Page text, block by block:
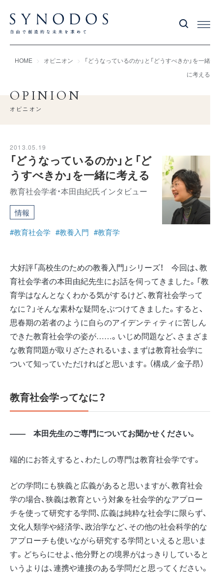
HOME オピニオン
「どうなっているのか」と「どうすべきか」を一緒
に考える
OPINION
オピニオン
2013.05.19
「どうなっているのか」と「ど
うすべきか」を一緒に考える
教育社会学者・本田由紀氏インタビュー
情報
#教育社会学 #教養入門 #教育学
大好評「高校生のための教養入門」シリーズ！ 今回は、教
育社会学者の本田由紀先生にお話を伺ってきました。「教
育学はなんとなくわかる気がするけど、教育社会学って
なに？」そんな素朴な疑問をぶつけてきました。すると、
思春期の若者のように自らのアイデンティティに苦しん
できた教育社会学の姿が……。いじめ問題など、さまざま
な教育問題が取りざたされるいま、まずは教育社会学に
ついて知っていただければと思います。（構成／金子昂）
教育社会学ってなに？
―― 本田先生のご専門についてお聞かせください。
端的にお答えすると、わたしの専門は教育社会学です。
どの学問にも狭義と広義があると思いますが、教育社会
学の場合、狭義は教育という対象を社会学的なアプロー
チを使って研究する学問、広義は純粋な社会学に限らず、
文化人類学や経済学、政治学など、その他の社会科学的な
アプローチも使いながら研究する学問といえると思いま
す。どちらにせよ、他分野との境界がはっきりしていると
いうよりは、連携や連接のある学問だと思ってください。